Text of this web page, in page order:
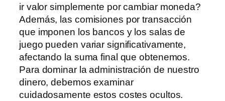
ir valor simplemente por cambiar moneda?
Además, las comisiones por transacción
que imponen los bancos y los salas de
juego pueden variar significativamente,
afectando la suma final que obtenemos.
Para dominar la administración de nuestro
dinero, debemos examinar
cuidadosamente estos costes ocultos.